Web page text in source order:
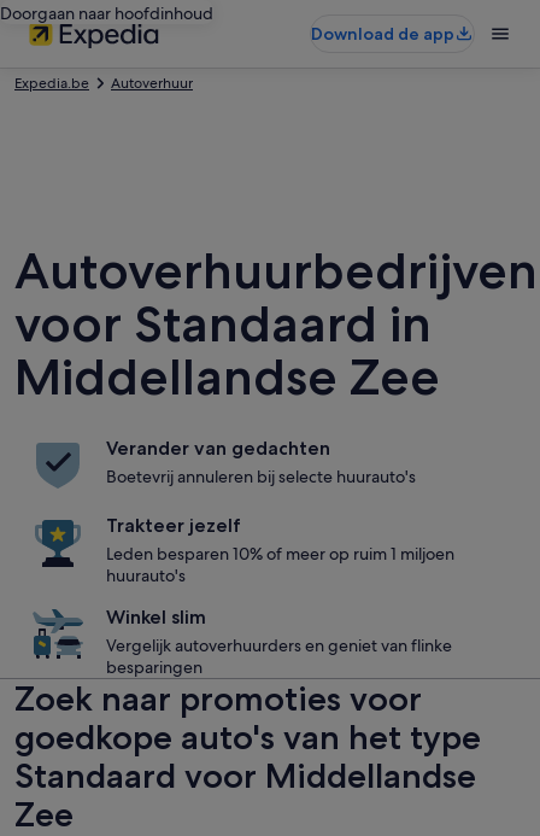
Doorgaan naar hoofdinhoud
Download de app
Expedia.be Autoverhuur
Autoverhuurbedrijven
voor Standaard in
Middellandse Zee
Verander van gedachten
Boetevrij annuleren bij selecte huurauto's
Trakteer jezelf
Leden besparen 10% of meer op ruim 1 miljoen
huurauto's
Winkel slim
Vergelijk autoverhuurders en geniet van flinke
besparingen
Zoek naar promoties voor
goedkope auto's van het type
Standaard voor Middellandse
Zee